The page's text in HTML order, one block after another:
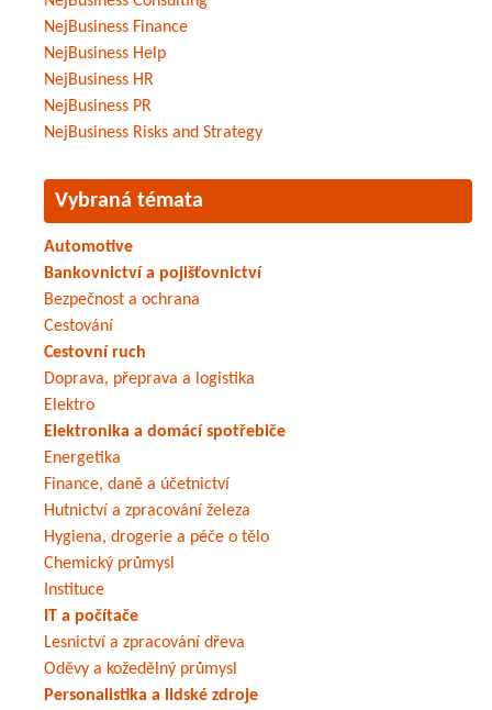
NejBusiness Finance
NejBusiness Help
NejBusiness HR
NejBusiness PR
NejBusiness Risks and Strategy
Vybraná témata
Automotive
Bankovnictví a pojišťovnictví
Bezpečnost a ochrana
Cestování
Cestovní ruch
Doprava, přeprava a logistika
Elektro
Elektronika a domácí spotřebiče
Energetika
Finance, daně a účetnictví
Hutnictví a zpracování železa
Hygiena, drogerie a péče o tělo
Chemický průmysl
Instituce
IT a počítače
Lesnictví a zpracování dřeva
Oděvy a kožedělný průmysl
Personalistika a lidské zdroje